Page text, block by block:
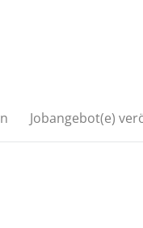
Jobangebot(e)